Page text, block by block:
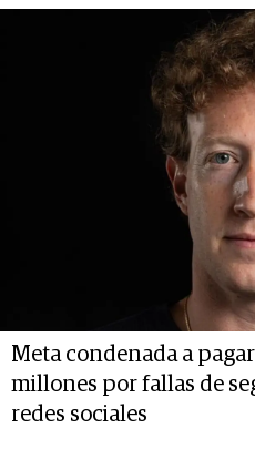
Meta condenada a
millones por fallas de
redes sociales